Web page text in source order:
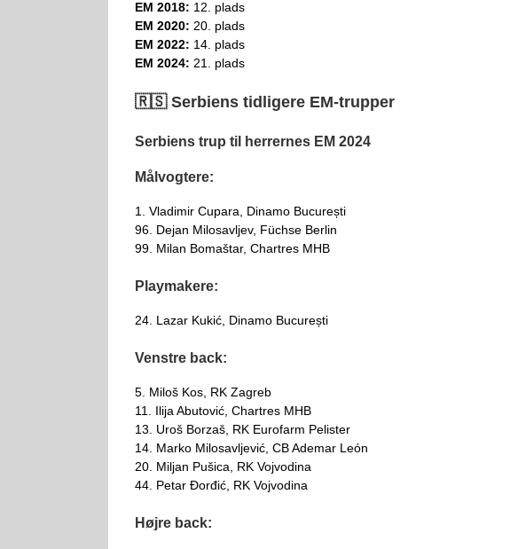
EM 2018: 12. plads
EM 2020: 20. plads
EM 2022: 14. plads
EM 2024: 21. plads
🇷🇸 Serbiens tidligere EM-trupper
Serbiens trup til herrernes EM 2024
Målvogtere:
1. Vladimir Cupara, Dinamo București
96. Dejan Milosavljev, Füchse Berlin
99. Milan Bomaštar, Chartres MHB
Playmakere:
24. Lazar Kukić, Dinamo București
Venstre back:
5. Miloš Kos, RK Zagreb
11. Ilija Abutović, Chartres MHB
13. Uroš Borzaš, RK Eurofarm Pelister
14. Marko Milosavljević, CB Ademar León
20. Miljan Pušica, RK Vojvodina
44. Petar Đorđić, RK Vojvodina
Højre back: